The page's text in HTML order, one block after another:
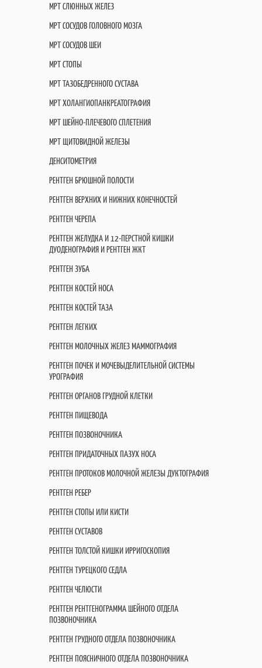
МРТ СЛЮННЫХ ЖЕЛЕЗ
МРТ СОСУДОВ ГОЛОВНОГО МОЗГА
МРТ СОСУДОВ ШЕИ
МРТ СТОПЫ
МРТ ТАЗОБЕДРЕННОГО СУСТАВА
МРТ ХОЛАНГИОПАНКРЕАТОГРАФИЯ
МРТ ШЕЙНО-ПЛЕЧЕВОГО СПЛЕТЕНИЯ
МРТ ЩИТОВИДНОЙ ЖЕЛЕЗЫ
ДЕНСИТОМЕТРИЯ
РЕНТГЕН БРЮШНОЙ ПОЛОСТИ
РЕНТГЕН ВЕРХНИХ И НИЖНИХ КОНЕЧНОСТЕЙ
РЕНТГЕН ЧЕРЕПА
РЕНТГЕН ЖЕЛУДКА И 12-ПЕРСТНОЙ КИШКИ
ДУОДЕНОГРАФИЯ И РЕНТГЕН ЖКТ
РЕНТГЕН ЗУБА
РЕНТГЕН КОСТЕЙ НОСА
РЕНТГЕН КОСТЕЙ ТАЗА
РЕНТГЕН ЛЕГКИХ
РЕНТГЕН МОЛОЧНЫХ ЖЕЛЕЗ МАММОГРАФИЯ
РЕНТГЕН ПОЧЕК И МОЧЕВЫДЕЛИТЕЛЬНОЙ СИСТЕМЫ
УРОГРАФИЯ
РЕНТГЕН ОРГАНОВ ГРУДНОЙ КЛЕТКИ
РЕНТГЕН ПИЩЕВОДА
РЕНТГЕН ПОЗВОНОЧНИКА
РЕНТГЕН ПРИДАТОЧНЫХ ПАЗУХ НОСА
РЕНТГЕН ПРОТОКОВ МОЛОЧНОЙ ЖЕЛЕЗЫ ДУКТОГРАФИЯ
РЕНТГЕН РЕБЕР
РЕНТГЕН СТОПЫ ИЛИ КИСТИ
РЕНТГЕН СУСТАВОВ
РЕНТГЕН ТОЛСТОЙ КИШКИ ИРРИГОСКОПИЯ
РЕНТГЕН ТУРЕЦКОГО СЕДЛА
РЕНТГЕН ЧЕЛЮСТИ
РЕНТГЕН РЕНТГЕНОГРАММА ШЕЙНОГО ОТДЕЛА
ПОЗВОНОЧНИКА
РЕНТГЕН ГРУДНОГО ОТДЕЛА ПОЗВОНОЧНИКА
РЕНТГЕН ПОЯСНИЧНОГО ОТДЕЛА ПОЗВОНОЧНИКА